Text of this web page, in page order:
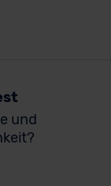
und